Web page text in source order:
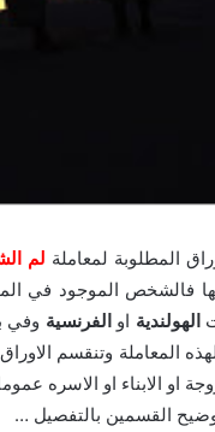
المطلوبة لمعاملة لم
فالشخص الموجود في
الهولندية اوالفرنسية وفي
المعاملة وتنقسم
او الابناء او الاسره
القسمين بالتفصيل …